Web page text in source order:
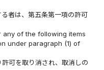
者は、第五条第一項の許可
of the following items
under paragraph (1) of
可を取り消され、取消しの